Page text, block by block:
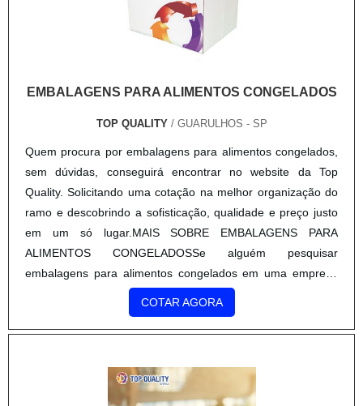
EMBALAGENS PARA ALIMENTOS CONGELADOS
TOP QUALITY / GUARULHOS - SP
Quem procura por embalagens para alimentos congelados,
sem dúvidas, conseguirá encontrar no website da Top
Quality. Solicitando uma cotação na melhor organização do
ramo e descobrindo a sofisticação, qualidade e preço justo
em um só lugar.MAIS SOBRE EMBALAGENS PARA
ALIMENTOS CONGELADOSSe alguém pesquisar
embalagens para alimentos congelados em uma empresa
comprometida com seus serviços, depara com a Top Quality.
Atuando com colmeia pape...
COTAR AGORA